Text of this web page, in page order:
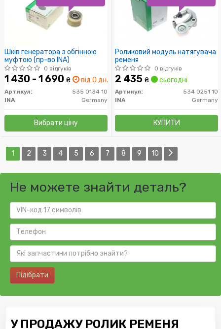
Шків генератора з обгінною
муфтою (пр-во INA)
0 відгуків
1 430 - 1 690 ₴ від 0 дн.
Артикул:
535 0134 10
INA
Germany
Вибрати ціну
Роликовий модуль натягувача
ременя
0 відгуків
2 435 ₴ сьогодні
Артикул:
534 0251 10
INA
Germany
КУПИТИ
1 2 3 4 5 6 7 8 9 10
Не можете знайти деталь?
Підібрати
У ПРОДАЖУ РОЛИК РЕМЕНЯ